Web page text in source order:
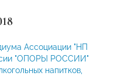
Ассоциации "НП
"ОПОРЫ РОССИИ"
напитков,